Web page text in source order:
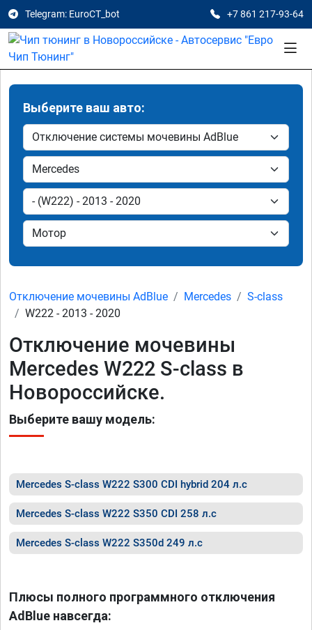
Telegram: EuroCT_bot +7 861 217-93-64
Выберите ваш авто:
Отключение мочевины AdBlue Mercedes
S-class
W222 - 2013 - 2020
Отключение мочевины
Mercedes W222 S-class в
Новороссийске.
Выберите вашу модель:
Mercedes S-class W222 S300 CDI hybrid 204 л.с
Mercedes S-class W222 S350 CDI 258 л.с
Mercedes S-class W222 S350d 249 л.с
Плюсы полного программного отключения
AdBlue навсегда: